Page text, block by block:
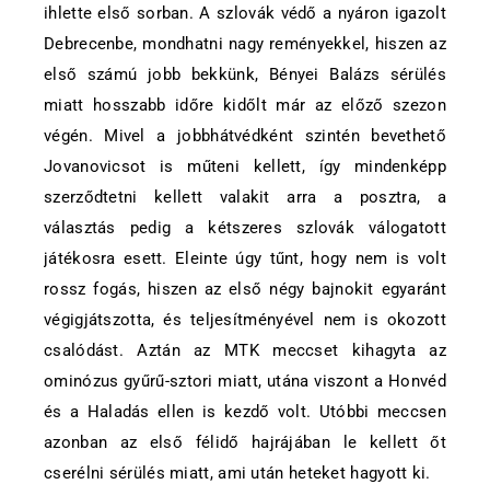
ihlette első sorban. A szlovák védő a nyáron igazolt
Debrecenbe, mondhatni nagy reményekkel, hiszen az
első számú jobb bekkünk, Bényei Balázs sérülés
miatt hosszabb időre kidőlt már az előző szezon
végén. Mivel a jobbhátvédként szintén bevethető
Jovanovicsot is műteni kellett, így mindenképp
szerződtetni kellett valakit arra a posztra, a
választás pedig a kétszeres szlovák válogatott
játékosra esett. Eleinte úgy tűnt, hogy nem is volt
rossz fogás, hiszen az első négy bajnokit egyaránt
végigjátszotta, és teljesítményével nem is okozott
csalódást. Aztán az MTK meccset kihagyta az
ominózus gyűrű-sztori miatt, utána viszont a Honvéd
és a Haladás ellen is kezdő volt. Utóbbi meccsen
azonban az első félidő hajrájában le kellett őt
cserélni sérülés miatt, ami után heteket hagyott ki.